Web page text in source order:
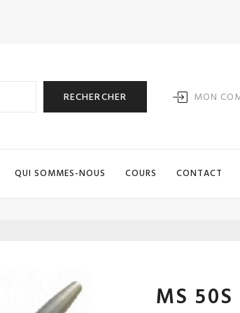
RECHERCHER MON
QUI SOMMES-NOUS COURS CONTACT
MS 50S